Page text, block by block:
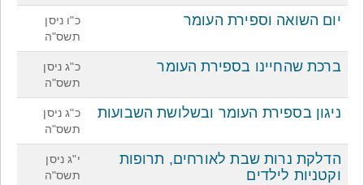
יום השואה וספירת העומר
כ"ו ניסן
תשס"ה
ברכת שהחיינו בספירת העומר
כ"ג ניסן
תשס"ה
ניגון בספירת העומר ובשלושת השבועות
כ"ג ניסן
תשס"ה
הדלקת נרות שבת לאורחים, תרופות
וקטניות לילדים
י"ג ניסן
תשס"ה